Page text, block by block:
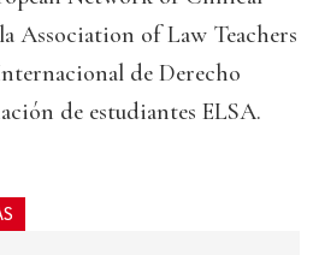
Association of Law Teachers
de Derecho
de estudiantes ELSA.